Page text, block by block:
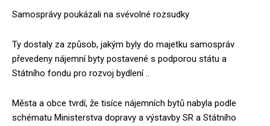
Samosprávy poukázali na svévolné rozsudky
Ty dostaly za způsob, jakým byly do majetku samospráv
převedeny nájemní byty postavené s podporou státu a
Státního fondu pro rozvoj bydlení ..
Města a obce tvrdí, že tisíce nájemních bytů nabyla podle
schématu Ministerstva dopravy a výstavby SR a Státního